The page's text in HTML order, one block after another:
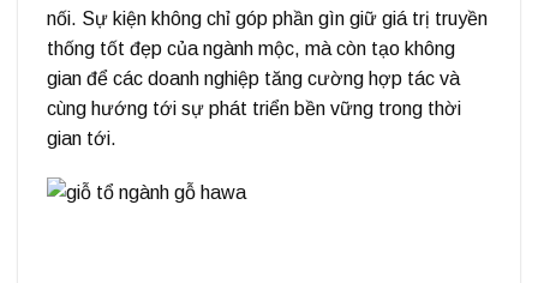
nối. Sự kiện không chỉ góp phần gìn giữ giá trị truyền
thống tốt đẹp của ngành mộc, mà còn tạo không
gian để các doanh nghiệp tăng cường hợp tác và
cùng hướng tới sự phát triển bền vững trong thời
gian tới.